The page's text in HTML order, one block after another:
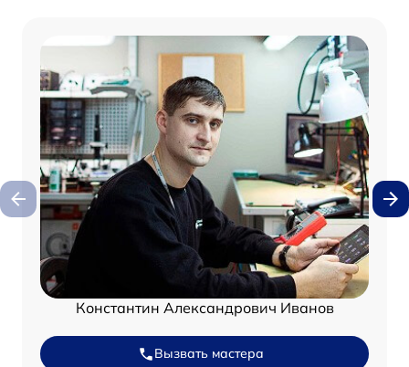
Константин Александрович Иванов
Вызвать мастера